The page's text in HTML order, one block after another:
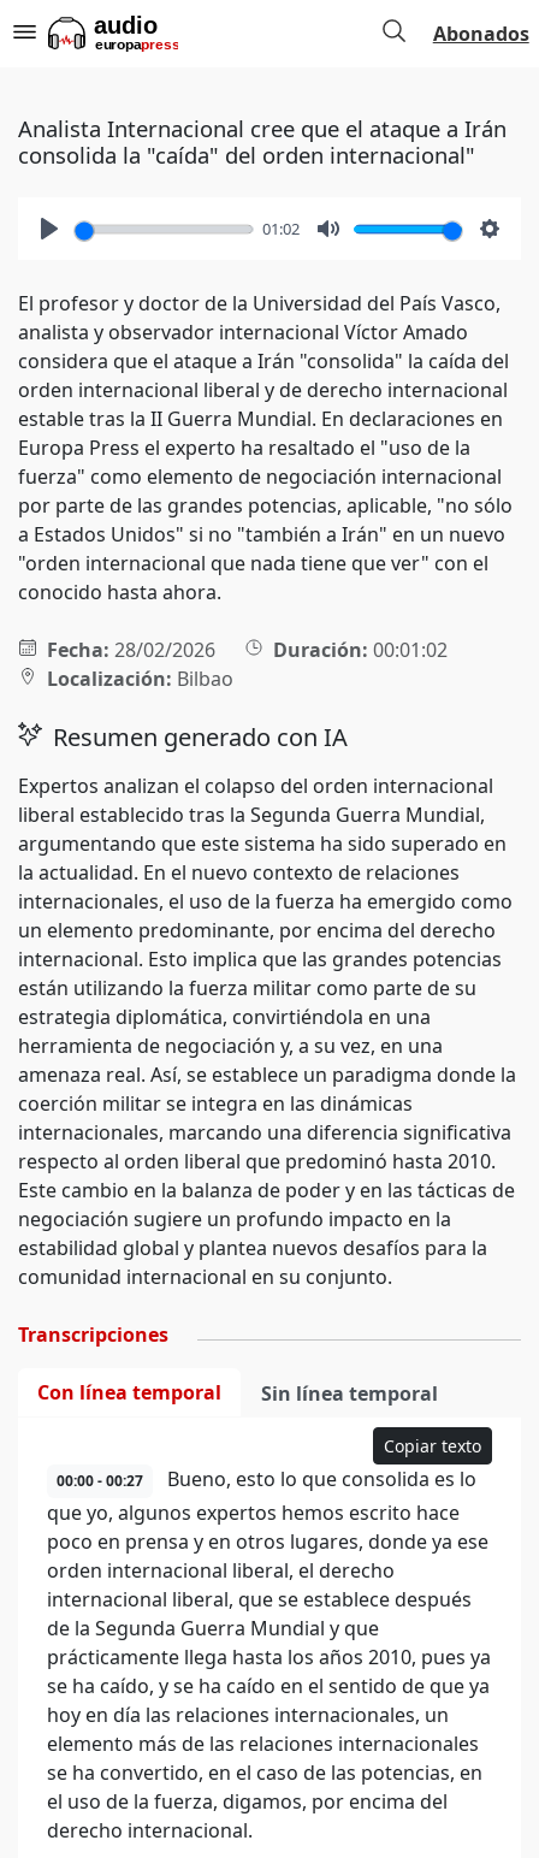
Abonados
Analista Internacional cree que el ataque a Irán
consolida la "caída" del orden internacional"
01:02
El profesor y doctor de la Universidad del País Vasco,
analista y observador internacional Víctor Amado
considera que el ataque a Irán "consolida" la caída del
orden internacional liberal y de derecho internacional
estable tras la II Guerra Mundial. En declaraciones en
Europa Press el experto ha resaltado el "uso de la
fuerza" como elemento de negociación internacional
por parte de las grandes potencias, aplicable, "no sólo
a Estados Unidos" si no "también a Irán" en un nuevo
"orden internacional que nada tiene que ver" con el
conocido hasta ahora.
Fecha: 28/02/2026 Duración: 00:01:02
Localización: Bilbao
Resumen generado con IA
Expertos analizan el colapso del orden internacional
liberal establecido tras la Segunda Guerra Mundial,
argumentando que este sistema ha sido superado en
la actualidad. En el nuevo contexto de relaciones
internacionales, el uso de la fuerza ha emergido como
un elemento predominante, por encima del derecho
internacional. Esto implica que las grandes potencias
están utilizando la fuerza militar como parte de su
estrategia diplomática, convirtiéndola en una
herramienta de negociación y, a su vez, en una
amenaza real. Así, se establece un paradigma donde la
coerción militar se integra en las dinámicas
internacionales, marcando una diferencia significativa
respecto al orden liberal que predominó hasta 2010.
Este cambio en la balanza de poder y en las tácticas de
negociación sugiere un profundo impacto en la
estabilidad global y plantea nuevos desafíos para la
comunidad internacional en su conjunto.
Transcripciones
Con línea temporal Sin línea temporal
Copiar texto
00:00 - 00:27
Bueno, esto lo que consolida es lo
que yo, algunos expertos hemos escrito hace
poco en prensa y en otros lugares, donde ya ese
orden internacional liberal, el derecho
internacional liberal, que se establece después
de la Segunda Guerra Mundial y que
prácticamente llega hasta los años 2010, pues ya
se ha caído, y se ha caído en el sentido de que ya
hoy en día las relaciones internacionales, un
elemento más de las relaciones internacionales
se ha convertido, en el caso de las potencias, en
el uso de la fuerza, digamos, por encima del
derecho internacional.